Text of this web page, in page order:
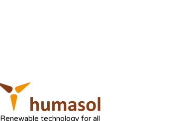
Renewable technology for all